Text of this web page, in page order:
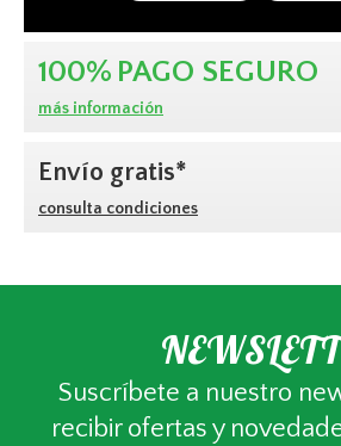
100% PAGO SEGURO
más información
Envío gratis*
consulta condiciones
Suscríbete a nuestro
recibir ofertas y